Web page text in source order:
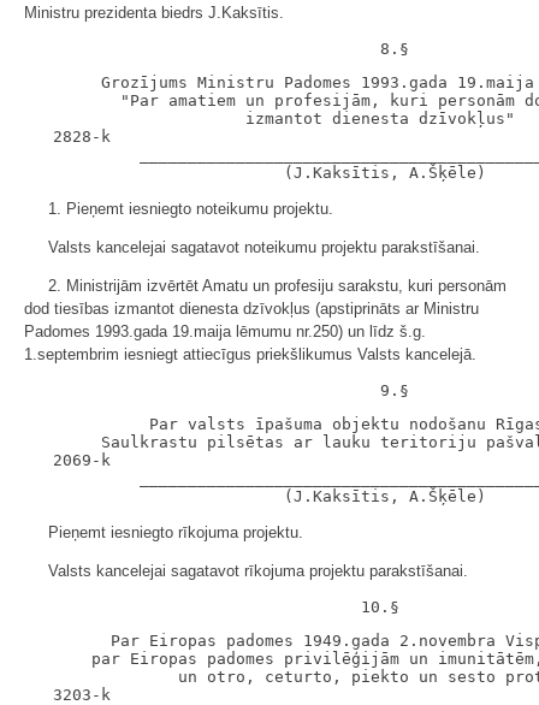
Ministru prezidenta biedrs J.Kaksītis.
Grozījums Ministru Padomes 1993.gada 19.maija
"Par amatiem un profesijām, kuri personām
izmantot dienesta dzīvokļus"
2828-k
1. Pieņemt iesniegto noteikumu projektu.
Valsts kancelejai sagatavot noteikumu projektu parakstīšanai.
2. Ministrijām izvērtēt Amatu un profesiju sarakstu, kuri personām
dod tiesības izmantot dienesta dzīvokļus (apstiprināts ar Ministru
Padomes 1993.gada 19.maija lēmumu nr.250) un līdz š.g.
1.septembrim iesniegt attiecīgus priekšlikumus Valsts kancelejā.
Par valsts īpašuma objektu nodošanu Rīgas
Saulkrastu pilsētas ar lauku teritoriju
2069-k
Pieņemt iesniegto rīkojuma projektu.
Valsts kancelejai sagatavot rīkojuma projektu parakstīšanai.
Par Eiropas padomes 1949.gada 2.novembra
par Eiropas padomes privilēģijām un
un otro, ceturto, piekto un sesto
3203-k